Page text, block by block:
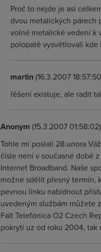
Proč to nejde je asi
dvou metalických párech
volné metalické vedení k
polopatě vysvětlovali
martin(16.3.2007
řěšení existuje, ale radit
Anonym (15.3.2007 01:58:02)
Tohle mi poslali 28.unora
čísle není v současné době
Internet Broadband. Naše
možné sdělit přesný termín,
pevnou linku nabídnout
uvedeným službám můžete
Falt Telefónica O2 Czech
pokryti uz od roku 2004, tak